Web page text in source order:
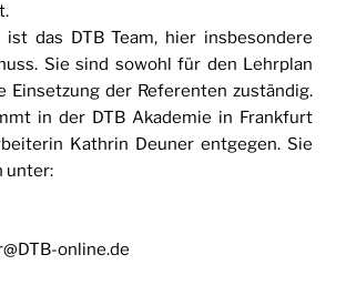
das DTB Team, hier insbesondere
Sie sind sowohl für den Lehrplan
Einsetzung der Referenten zuständig.
in der DTB Akademie in Frankfurt
Kathrin Deuner entgegen. Sie
unter:
online.de